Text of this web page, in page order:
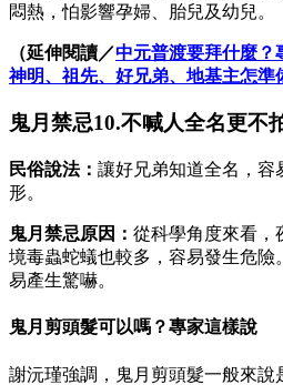
悶熱，怕影響孕婦、胎兒及幼兒。
（延伸閱讀／中元普渡要拜什麼？
神明、祖先、好兄弟、地基主怎準
鬼月禁忌10.不喊人全名更不
民俗說法： 讓好兄弟知道全名，容
形。
鬼月禁忌原因： 從科學角度來看，
境毒蟲蛇蟻也較多，容易發生危險
易產生驚嚇。
鬼月剪頭髮可以嗎？專家這樣說
謝沅瑾強調，鬼月剪頭髮一般來說